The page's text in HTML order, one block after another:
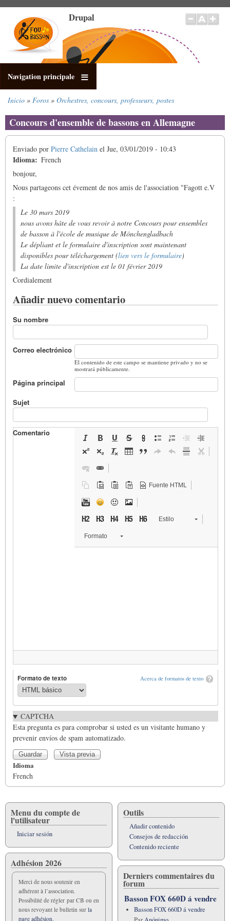
contenido
principal
Drupal
Navigation principale
enlaces
de
a
la
navegación
Inicio Foros Orchestres, concours, professeurs, postes
Concours d'ensemble de bassons en Allemagne
Enviado por Pierre Cathelain el Jue, 03/01/2019 - 10:43
Idioma
French
bonjour,
Nous partageons cet évement de nos amis de l'association "Fagott e.V
:
Le 30 mars 2019
nous avons hâte de vous revoir à notre Concours pour ensembles
de basson à l'école de musique de Mönchengladbach
Le dépliant et le formulaire d'inscription sont maintenant
disponibles pour téléchargement (lien vers le formulaire)
La date limite d'inscription est le 01 février 2019
Cordialement
Añadir nuevo comentario
Su nombre
Correo electrónico
El contenido de este campo se mantiene privado y no se
mostrará públicamente.
Página principal
Sujet
Comentario
Fuente HTML
Estilo
Formato
Acerca de formatos de texto
Formato de texto
CAPTCHA
Esta pregunta es para comprobar si usted es un visitante humano y
prevenir envíos de spam automatizado.
Idioma
French
Menu du compte de
l'utilisateur
Iniciar sesión
Adhésion 2026
Merci de nous soutenir en
adhérent à l’association.
Possibilité de régler par CB ou en
nous revoyant le bulletin sur la
page adhésion.
Outils
Añadir contenido
Consejos de redacción
Contenido reciente
Derniers commentaires du
forum
Basson FOX 660D á vendre
Basson FOX 660D á vendre